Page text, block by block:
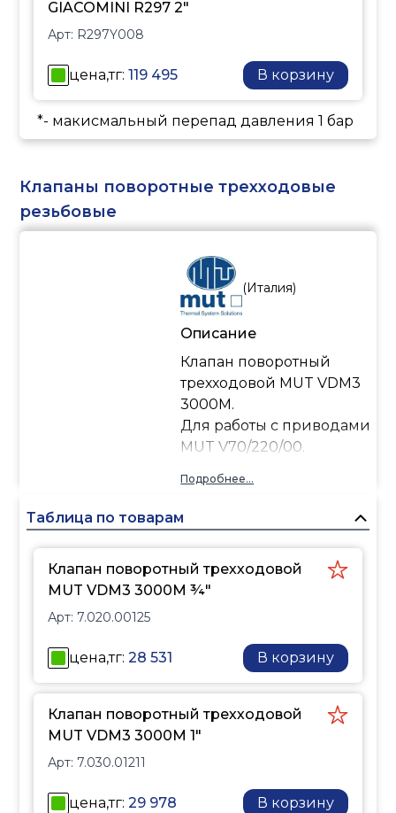
GIACOMINI R297 2"
Арт: R297Y008
цена,тг:119 495 В корзину
*- макисмальный перепад давления 1 бар
Клапаны поворотные трехходовые
резьбовые
(Италия)
Описание
Клапан поворотный
трехходовой MUT VDM3
3000M.
Для работы с приводами
MUT V70/220/00.
Подробнее...
Таблица по товарам
Клапан поворотный трехходовой
MUT VDM3 3000M ¾"
Арт: 7.020.00125
цена,тг:28 531 В корзину
Клапан поворотный трехходовой
MUT VDM3 3000M 1"
Арт: 7.030.01211
цена,тг:29 978 В корзину